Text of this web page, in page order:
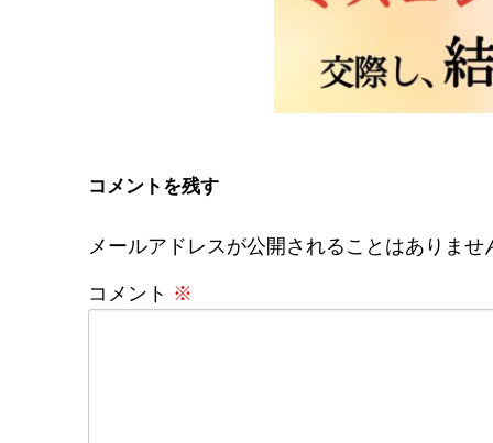
コメントを残す
メールアドレスが公開されることはありませ
コメント ※